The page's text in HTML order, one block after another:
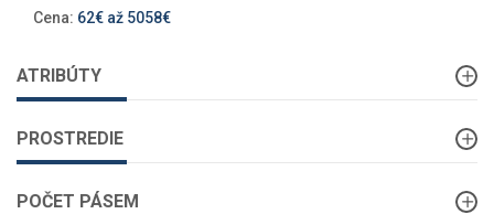
Cena: 62€ až 5058€
ATRIBÚTY
PROSTREDIE
POČET PÁSEM